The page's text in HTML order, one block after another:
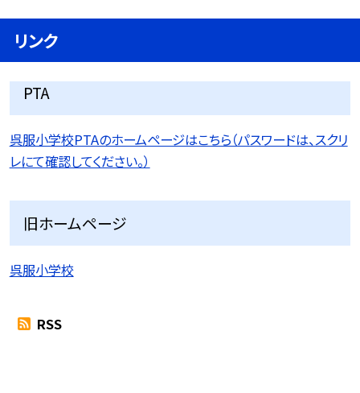
リンク
PTA
呉服小学校PTAのホームページはこちら（パスワードは、スクリ
レにて確認してください。）
旧ホームページ
呉服小学校
RSS